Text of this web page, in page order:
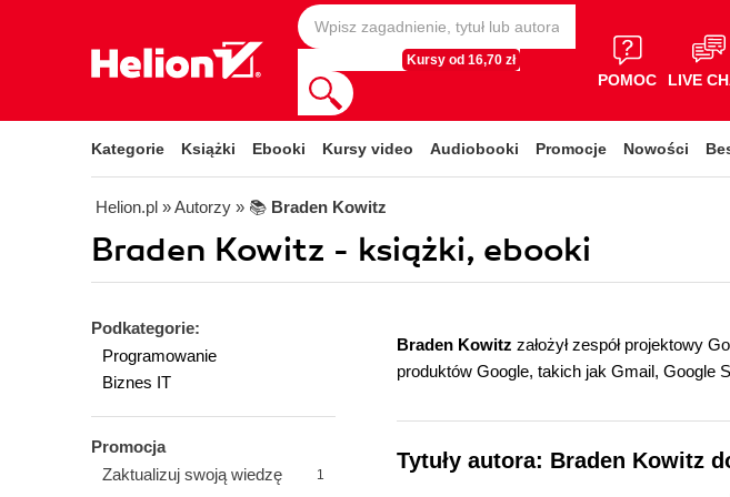
Kursy od 16,70 zł
POMOC LIVE
Kategorie Książki Ebooki Kursy video Audiobooki Promocje Nowości
Helion.pl » Autorzy » 📚 Braden Kowitz
Braden Kowitz - książki, ebooki
Podkategorie:
Programowanie
Biznes IT
Promocja
Zaktualizuj swoją wiedzę
1
Braden Kowitz założył zespół projektowy
produktów Google, takich jak Gmail, Google
Tytuły autora: Braden Kowitz